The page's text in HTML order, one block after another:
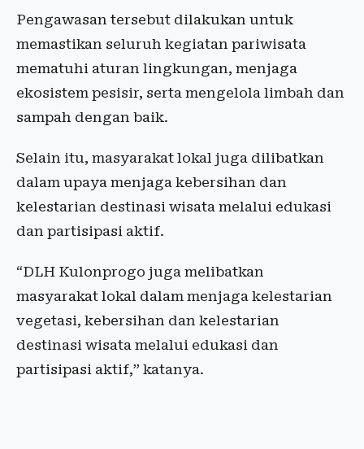
Pengawasan tersebut dilakukan untuk
memastikan seluruh kegiatan pariwisata
mematuhi aturan lingkungan, menjaga
ekosistem pesisir, serta mengelola limbah dan
sampah dengan baik.
Selain itu, masyarakat lokal juga dilibatkan
dalam upaya menjaga kebersihan dan
kelestarian destinasi wisata melalui edukasi
dan partisipasi aktif.
“DLH Kulonprogo juga melibatkan
masyarakat lokal dalam menjaga kelestarian
vegetasi, kebersihan dan kelestarian
destinasi wisata melalui edukasi dan
partisipasi aktif,” katanya.